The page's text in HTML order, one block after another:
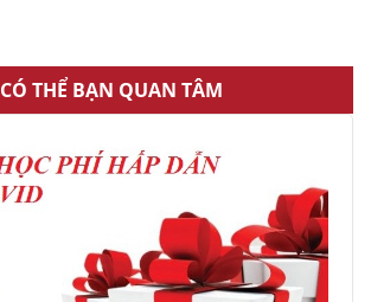
CÓ THỂ BẠN QUAN TÂM